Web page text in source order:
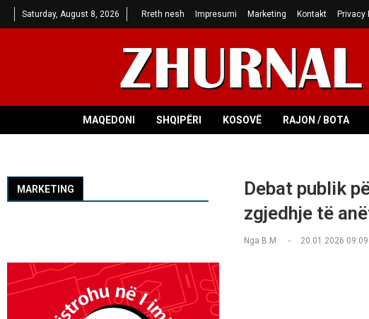
Saturday, August 8, 2026 Rreth nesh Impresumi Marketing Kontakt Privacy
MAQEDONI SHQIPËRI KOSOVË RAJON / BOTA
Debat publik
zgjedhje të
Nga B.M 20.01.2026 09:09
MARKETING